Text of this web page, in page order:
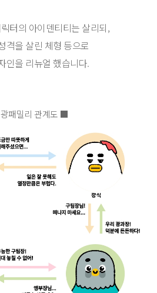
터의 아이덴티티는 살리되,
격을 살린 체형 등으로
인을 리뉴얼 했습니다.
패밀리 관계도 ■